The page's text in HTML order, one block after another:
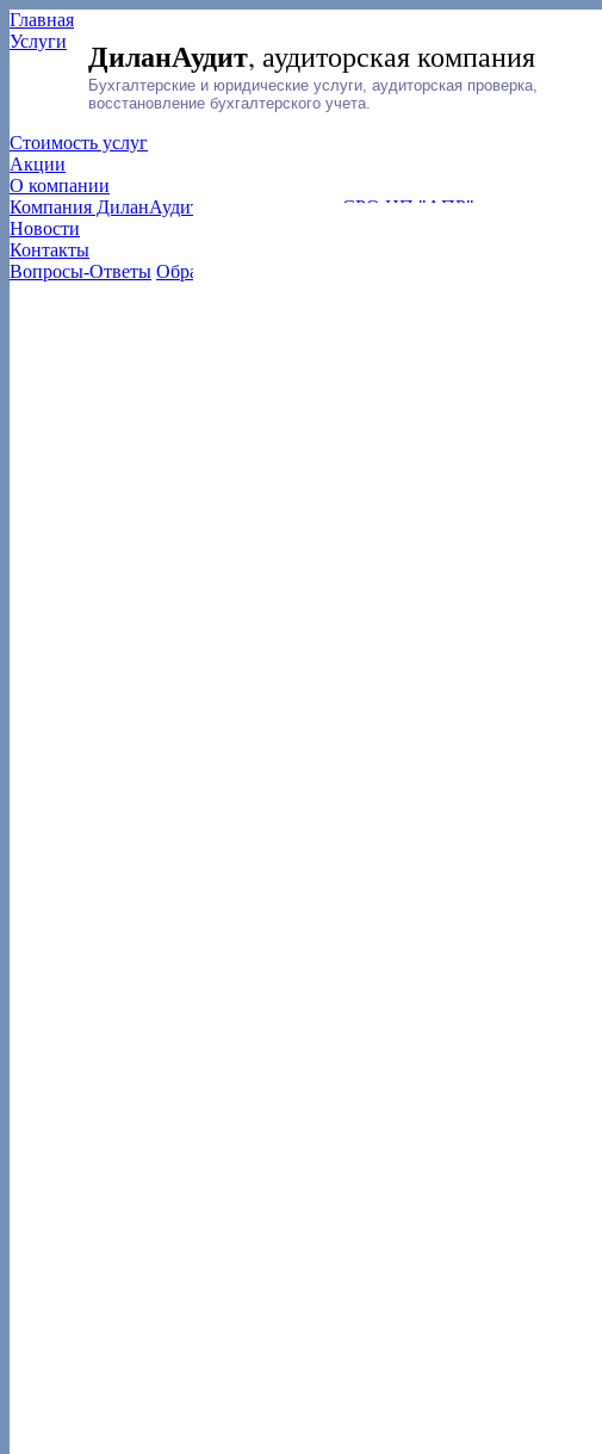
ДиланАудит, аудиторская компания
Бухгалтерские и юридические услуги, аудиторская проверка,
восстановление бухгалтерского учета.
Главная
Услуги
Стоимость услуг
Акции
О компании
Компания ДиланАудит является членом СРО НП "АПР"
Новости
Контакты
Вопросы-Ответы Обратная связь